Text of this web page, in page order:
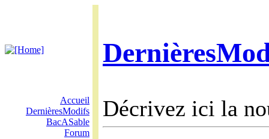
Accueil
DernièresModifs
BacASable
Forum
Décrivez ici la